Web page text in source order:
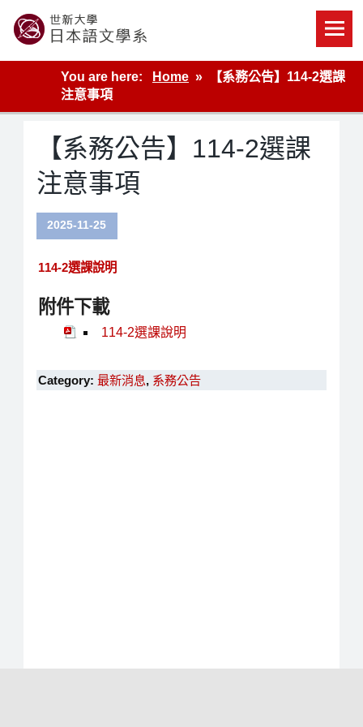
content
世新大學教學單位的網站
You are here:
Home
【系務公告】114-2選課
注意事項
【系務公告】114-2選課
注意事項
2025-11-25
114-2選課說明
附件下載
114-2選課說明
Category: 最新消息, 系務公告